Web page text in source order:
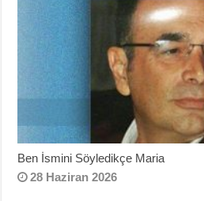
Ben İsmini Söyledikçe Maria
28 Haziran 2026